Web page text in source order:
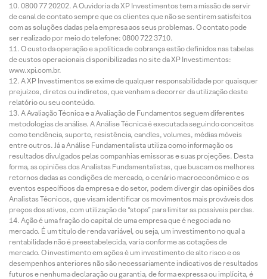
0800 77 20202. A Ouvidoria da XP Investimentos tem a missão de servir
de canal de contato sempre que os clientes que não se sentirem satisfeitos
com as soluções dadas pela empresa aos seus problemas. O contato pode
ser realizado por meio do telefone: 0800 722 3710.
O custo da operação e a política de cobrança estão definidos nas tabelas
de custos operacionais disponibilizadas no site da XP Investimentos:
www.xpi.com.br.
A XP Investimentos se exime de qualquer responsabilidade por quaisquer
prejuízos, diretos ou indiretos, que venham a decorrer da utilização deste
relatório ou seu conteúdo.
A Avaliação Técnica e a Avaliação de Fundamentos seguem diferentes
metodologias de análise. A Análise Técnica é executada seguindo conceitos
como tendência, suporte, resistência, candles, volumes, médias móveis
entre outros. Já a Análise Fundamentalista utiliza como informação os
resultados divulgados pelas companhias emissoras e suas projeções. Desta
forma, as opiniões dos Analistas Fundamentalistas, que buscam os melhores
retornos dadas as condições de mercado, o cenário macroeconômico e os
eventos específicos da empresa e do setor, podem divergir das opiniões dos
Analistas Técnicos, que visam identificar os movimentos mais prováveis dos
preços dos ativos, com utilização de “stops” para limitar as possíveis perdas.
Ação é uma fração do capital de uma empresa que é negociada no
mercado. É um título de renda variável, ou seja, um investimento no qual a
rentabilidade não é preestabelecida, varia conforme as cotações de
mercado. O investimento em ações é um investimento de alto risco e os
desempenhos anteriores não são necessariamente indicativos de resultados
futuros e nenhuma declaração ou garantia, de forma expressa ou implícita, é